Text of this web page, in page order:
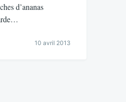
d’ananas
10 avril 2013